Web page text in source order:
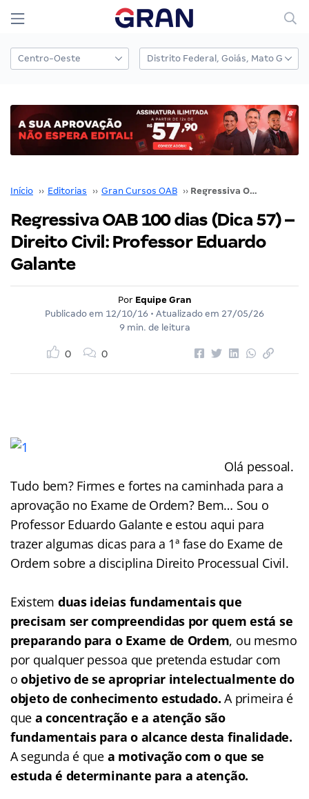
Início ›› Editorias ›› Gran Cursos OAB ›› Regressiva OAB 100 dias (Dica 57) – Direito Civil: Professor Eduardo Galante
Regressiva OAB 100 dias (Dica 57) –
Direito Civil: Professor Eduardo
Galante
Por Equipe Gran
Publicado em 12/10/16 • Atualizado em 27/05/26
9 min. de leitura
0 0
Olá pessoal.
Tudo bem? Firmes e fortes na caminhada para a
aprovação no Exame de Ordem? Bem… Sou o
Professor Eduardo Galante e estou aqui para
trazer algumas dicas para a 1ª fase do Exame de
Ordem sobre a disciplina Direito Processual Civil.
Existem duas ideias fundamentais que
precisam ser compreendidas por quem está se
preparando para o Exame de Ordem, ou mesmo
por qualquer pessoa que pretenda estudar com
o objetivo de se apropriar intelectualmente do
objeto de conhecimento estudado.A primeira é
que a concentração e a atenção são
fundamentais para o alcance desta finalidade.
A segunda é que a motivação com o que se
estuda é determinante para a atenção.